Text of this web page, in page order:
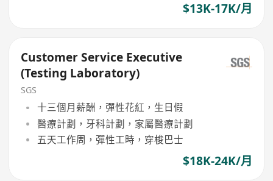
$13K-17K/月
Customer Service Executive
(Testing Laboratory)
SGS
十三個月薪酬，彈性花紅，生日假
醫療計劃，牙科計劃，家屬醫療計劃
五天工作周，彈性工時，穿梭巴士
$18K-24K/月